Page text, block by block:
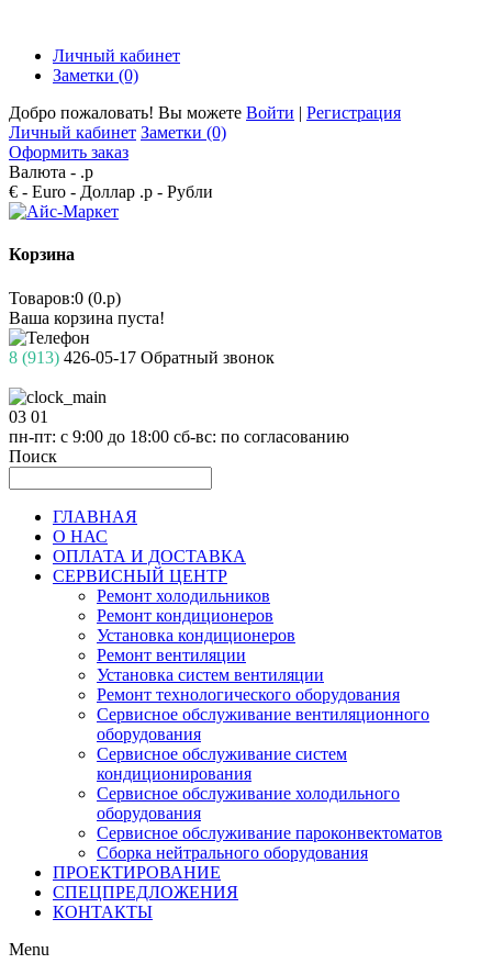
Личный кабинет
Заметки (0)
Добро пожаловать! Вы можете Войти | Регистрация
Личный кабинет Заметки (0)
Оформить заказ
Валюта - .р
€ - Euro - Доллар .р - Рубли
Корзина
Товаров:0 (0.р)
Ваша корзина пуста!
8 (913) 426-05-17 Обратный звонок
03 01
пн-пт: с 9:00 до 18:00 сб-вс: по согласованию
Поиск
ГЛАВНАЯ
О НАС
ОПЛАТА И ДОСТАВКА
СЕРВИСНЫЙ ЦЕНТР
Ремонт холодильников
Ремонт кондиционеров
Установка кондиционеров
Ремонт вентиляции
Установка систем вентиляции
Ремонт технологического оборудования
Cервисное обслуживание вентиляционного
оборудования
Cервисное обслуживание систем
кондиционирования
Cервисное обслуживание холодильного
оборудования
Сервисное обслуживание пароконвектоматов
Сборка нейтрального оборудования
ПРОЕКТИРОВАНИЕ
СПЕЦПРЕДЛОЖЕНИЯ
КОНТАКТЫ
Menu